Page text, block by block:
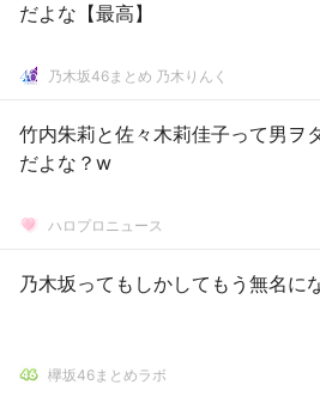
だよな【最高】
乃木坂46まとめ 乃木りんく
竹内朱莉と佐々木莉佳子って男ヲ
だよな？w
ハロプロニュース
乃木坂ってもしかしてもう無名に
欅坂46まとめラボ